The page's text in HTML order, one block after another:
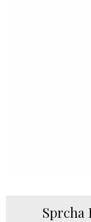
Sprcha